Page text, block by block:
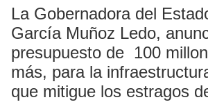
La Gobernadora del
García Muñoz Ledo,
presupuesto de 100
más, para la
que mitigue los estragos